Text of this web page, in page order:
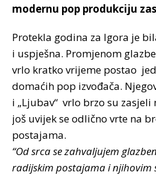
modernu pop produkciju
Protekla godina za Igora je
i uspješna. Promjenom
vrlo kratko vrijeme postao
domaćih pop izvođača.
i „Ljubav“ vrlo brzo su
još uvijek se odlično vrte na
postajama.
“Od srca se zahvaljujem
radijskim postajama i njihovim